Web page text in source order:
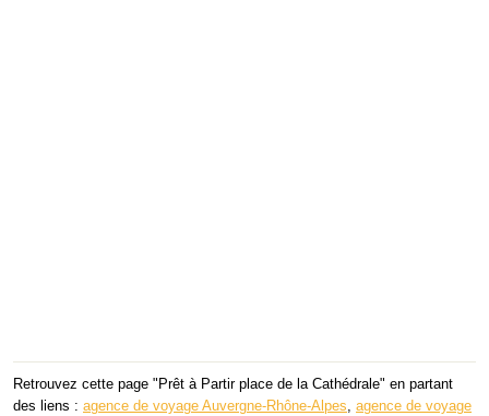
Retrouvez cette page "Prêt à Partir place de la Cathédrale" en partant
des liens : agence de voyage Auvergne-Rhône-Alpes, agence de voyage